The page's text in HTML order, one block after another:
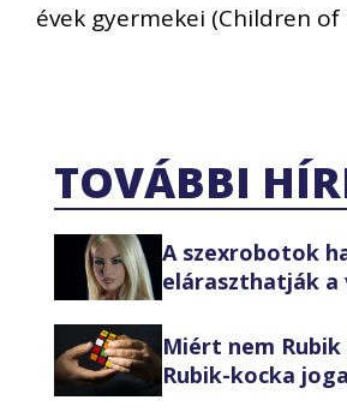
évek gyermekei (Children
TOVÁBBI
A szexrobotok
eláraszthatják a
Miért nem Rubik
Rubik-kocka